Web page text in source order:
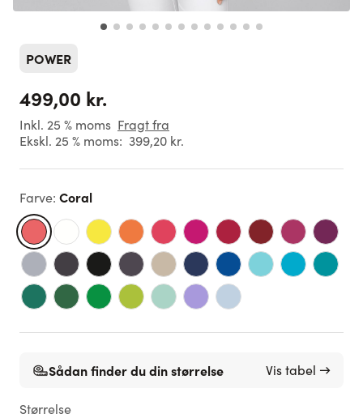
POWER
499,00 kr.
Inkl. 25 % moms Fragt fra
Ekskl. 25 % moms: 399,20 kr.
Farve: Coral
Sådan finder du din størrelse Vis tabel →
Størrelse